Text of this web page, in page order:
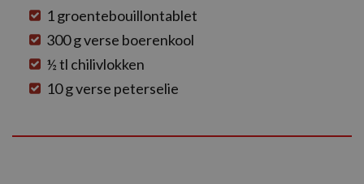
1 groentebouillontablet
300 g verse boerenkool
½ tl chilivlokken
10 g verse peterselie